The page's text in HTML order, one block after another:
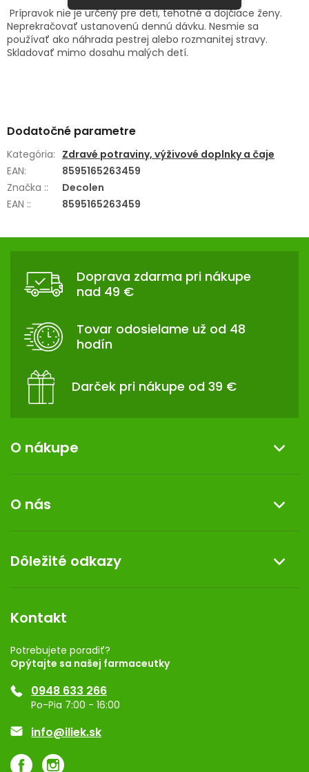
Prípravok nie je určený pre deti, tehotné a dojčiace ženy.
Neprekračovať ustanovenú dennú dávku. Nesmie sa
používať ako náhrada pestrej alebo rozmanitej stravy.
Skladovať mimo dosahu malých detí.
Dodatočné parametre
Kategória: Zdravé potraviny, výživové doplnky a čaje
EAN:
8595165263459
Značka ::
Decolen
EAN :: 8595165263459
Z
Doprava zdarma pri nákupe
nad 49 €
Tovar odosielame už od 48
hodín
Darček pri nákupe od 39 €
O nákupe
Reklamácia a vrátenie tovaru
Doprava a platba
Darček k nákupu
O nás
Kontakt
Dermocentrum
Dôležité odkazy
Rozhodnutie na prevádzku
Registrácia
Ponuka pre firmy
Značky
Kontakt
Potrebujete poradiť?
Opýtajte sa našej farmaceutky
0948 633 266
Po-Pia 7:00 - 16:00
info@iliek.sk